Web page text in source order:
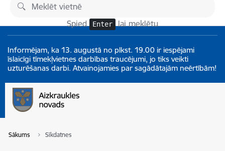
Pāriet uz lapas saturu
Spied Enter lai meklētu
Informējam, ka 13. augustā no plkst. 19.00 ir iespējami
īslaicīgi tīmekļvietnes darbības traucējumi, jo tiks veikti
uzturēšanas darbi. Atvainojamies par sagādātajām neērtībām!
Sākums Sīkdatnes